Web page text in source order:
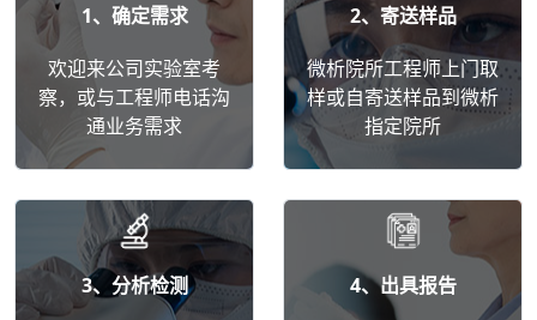
1、确定需求
欢迎来公司实验室考
察，或与工程师电话沟
通业务需求
2、寄送样品
微析院所工程师上门取
样或自寄送样品到微析
指定院所
3、分析检测
4、出具报告